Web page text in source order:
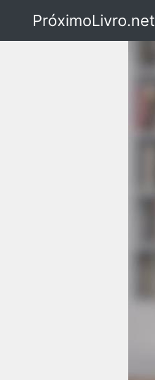
PróximoLivro.net